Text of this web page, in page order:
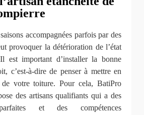
accompagnées parfois par des
provoquer la détérioration de l’état
est important d’installer la bonne
c’est-à-dire de penser à mettre en
de votre toiture. Pour cela, BatiPro
des artisans qualifiants qui a des
parfaites et des compétences